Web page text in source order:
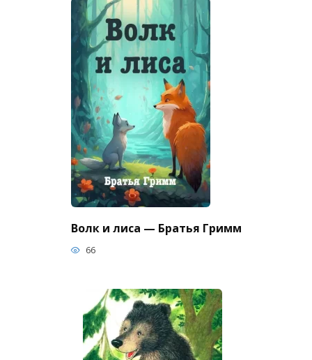
Волк и лиса — Братья Гримм
66